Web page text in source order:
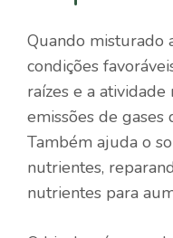
Quando misturado
condições
raízes e a
emissões de
Também ajuda o
nutrientes,
nutrientes para